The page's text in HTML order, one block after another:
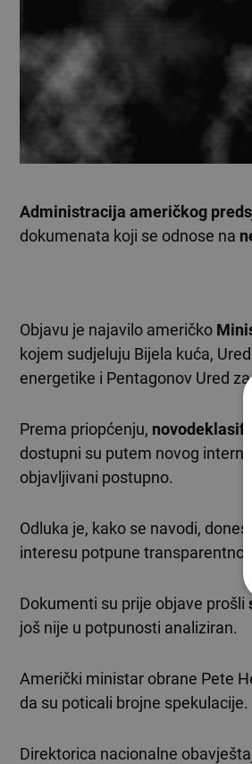
Administracija američkog
dokumenata koji se odnose na
Objavu je najavilo američko
kojem sudjeluju Bijela kuća,
energetike i Pentagonov Ured
Prema priopćenju,
dostupni su putem novog
objavljivani postupno.
Odluka je, kako se navodi,
interesu potpune
Dokumenti su prije objave prošli
još nije u potpunosti analiziran.
Američki ministar obrane Pete
da su poticali brojne spekulacije.
Direktorica nacionalne